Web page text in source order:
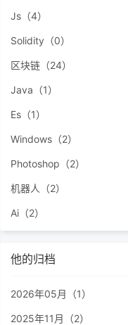
Js（4）
Solidity（0）
区块链（24）
Java（1）
Es（1）
Windows（2）
Photoshop（2）
机器人（2）
Ai（2）
他的归档
2026年05月（1）
2025年11月（2）